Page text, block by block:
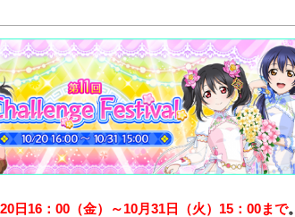
日16：00（金）～10月31日（火）15：00まで。